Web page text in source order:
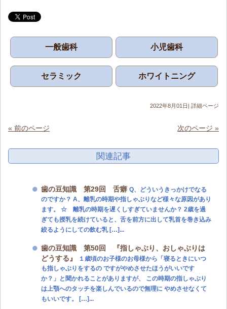
一般歯科 小児歯科
セラミック ホワイトニング
2022年8月01日| 詳細ページ
« 前のページ 次のページ »
関連記事
歯の豆知識 第29回 舌癖 Q、どういうきっかけでなる
のですか？ A、離乳の時期や指しゃぶりなど様々な原因があり
ます。 ☆ 離乳の時期を遅くしすぎていませんか？ 2歳を過
ぎても授乳を続けていると、舌を前方に出して乳首を巻き込み
絞るようにしての飲む乳 […]...
歯の豆知識 第50回 『指しゃぶり、おしゃぶりは
どうする』
１歳頃のお子様のお母様から「寝るときにいつ
も指しゃぶりをするの ですがやめさせたほうがいいです
か？」と聞かれることがありますが、 この時期の指しゃぶり
は上顎へのタッチを楽しんでいるので無理に やめさせなくて
もいいです。 […]...